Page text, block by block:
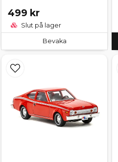
499 kr
Slut på lager
Bevaka